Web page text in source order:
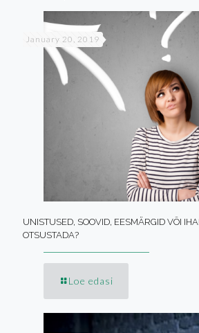
January 20, 2019
UNISTUSED, SOOVID, EESMÄRGID VÕI
OTSUSTADA?
Loe edasi